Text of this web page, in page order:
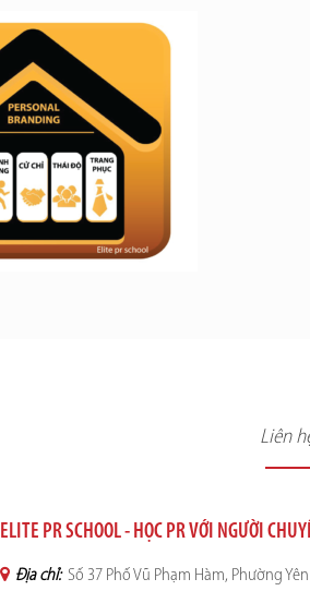
Liên
ELITE PR SCHOOL - HỌC PR VỚI NGƯỜI
Địa chỉ: Số 37 Phố Vũ Phạm Hàm, Phường Yên